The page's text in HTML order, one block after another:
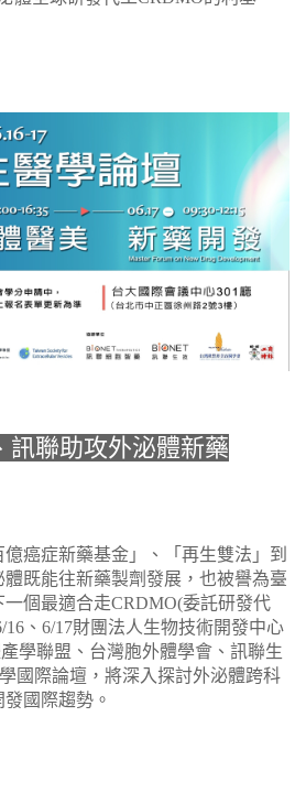
訊聯助攻外泌體新藥
癌症新藥基金」、「再生雙法」到
既能往新藥製劑發展，也被譽為臺
個最適合走CRDMO(委託研發代
、6/17財團法人生物技術開發中心
學聯盟、台灣胞外體學會、訊聯生
國際論壇，將深入探討外泌體跨科
國際趨勢。